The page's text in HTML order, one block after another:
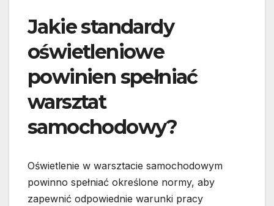
Jakie standardy
oświetleniowe
powinien spełniać
warsztat
samochodowy?
Oświetlenie w warsztacie samochodowym
powinno spełniać określone normy, aby
zapewnić odpowiednie warunki pracy